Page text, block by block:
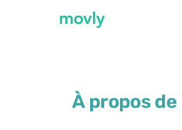
À propos de
←Toutes les voitures
Location de